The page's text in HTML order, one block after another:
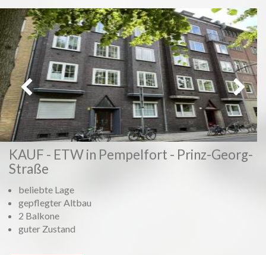
Vorheriges Weiter
KAUF - ETW in Pempelfort - Prinz-Georg-
Straße
beliebte Lage
gepflegter Altbau
2 Balkone
guter Zustand